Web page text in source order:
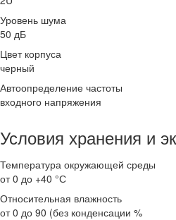
Уровень шума
50 дБ
Цвет корпуса
черный
Автоопределение частоты
входного напряжения
Условия хранения и
Температура окружающей среды
от 0 до +40 °С
Относительная влажность
от 0 до 90 (без конденсации %